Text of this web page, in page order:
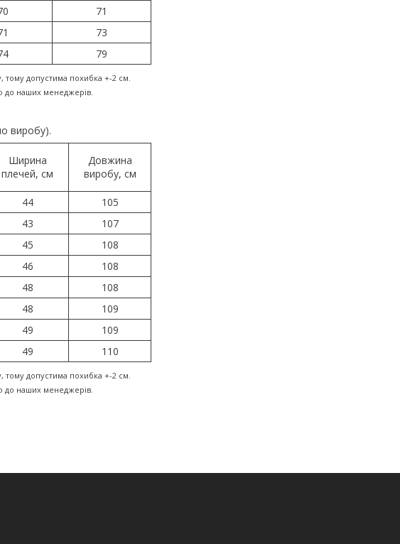
71
73
79
допустима похибка +-2 см.
до наших менеджерів.
виробу).
Ширина
плечей, см
Довжина
виробу, см
44
105
43
107
45
108
46
108
48
108
48
109
49
109
49 110
допустима похибка +-2 см.
до наших менеджерів.